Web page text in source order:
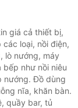
giá cả thiết bị,
loại, nồi điện,
lò nướng, máy
bếp như nồi niêu
nướng. Đồ dùng
nĩa, khăn bàn.
quầy bar, tủ